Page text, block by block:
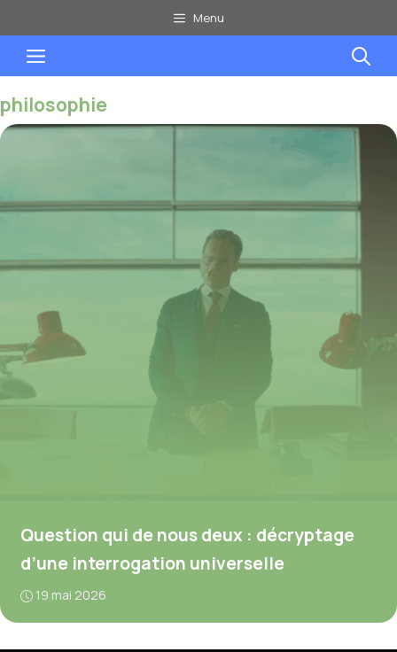
au
contenu
Menu
Menu
philosophie
Question qui de nous deux : décryptage
d’une interrogation universelle
19 mai 2026